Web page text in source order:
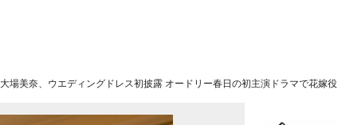
大場美奈、ウエディングドレス初披露 オードリー春日の初主演ドラマで花嫁役